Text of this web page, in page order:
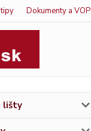
Dokumenty a VOP
lišty